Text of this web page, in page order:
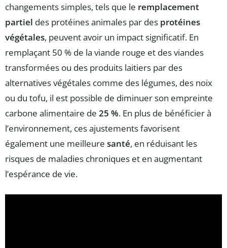
changements simples, tels que le remplacement
partiel des protéines animales par des protéines
végétales, peuvent avoir un impact significatif. En
remplaçant 50 % de la viande rouge et des viandes
transformées ou des produits laitiers par des
alternatives végétales comme des légumes, des noix
ou du tofu, il est possible de diminuer son empreinte
carbone alimentaire de 25 %. En plus de bénéficier à
l’environnement, ces ajustements favorisent
également une meilleure santé, en réduisant les
risques de maladies chroniques et en augmentant
l’espérance de vie.